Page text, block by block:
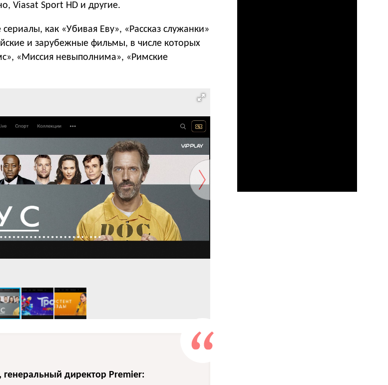
Viasat Sport HD и другие.
как «Убивая Еву», «Рассказ служанки»
и зарубежные фильмы, в числе которых
«Миссия невыполнима», «Римские
директор Premier: